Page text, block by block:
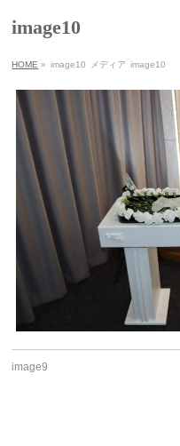
image10
HOME » image10 メディア image10
image9